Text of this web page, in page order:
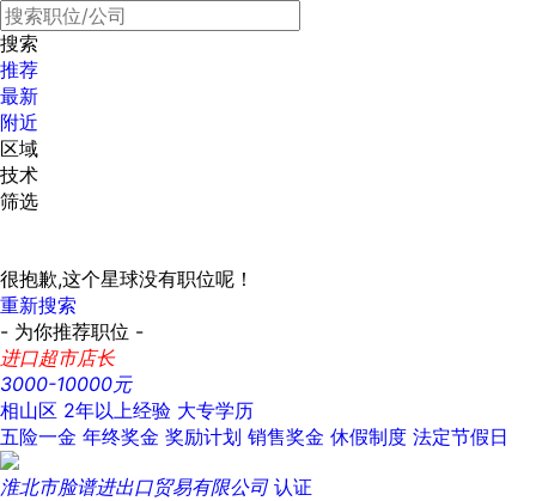
搜索
推荐
最新
附近
区域
技术
筛选
很抱歉,这个星球没有职位呢！
重新搜索
- 为你推荐职位 -
进口超市店长
3000-10000元
相山区 2年以上经验 大专学历
五险一金 年终奖金 奖励计划 销售奖金 休假制度 法定节假日
淮北市脸谱进出口贸易有限公司 认证